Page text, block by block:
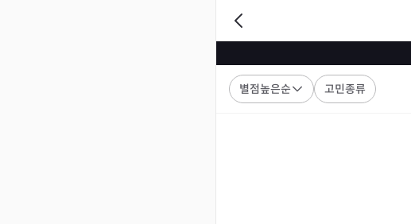
별점높은순 고민종류